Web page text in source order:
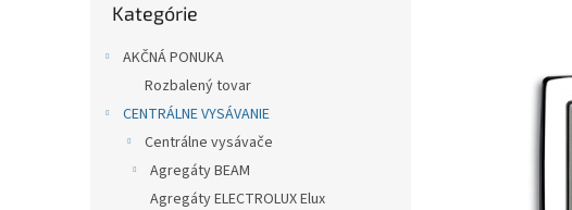
kategórie
Kategórie
AKČNÁ PONUKA
Rozbalený tovar
CENTRÁLNE VYSÁVANIE
Centrálne vysávače
Agregáty BEAM
Agregáty ELECTROLUX Elux